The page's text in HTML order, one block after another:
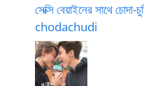
সেক্সি বেয়াইনের সাথে
chodachudi